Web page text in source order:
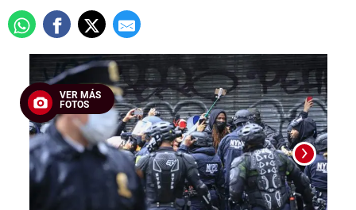
VER MÁS
FOTOS